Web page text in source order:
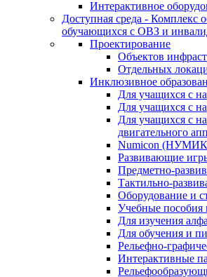
Интерактивное
Доступная среда - Комплекс
обучающихся с ОВЗ и
Проектирование
Объектов
Отдельных
Инклюзивное
Для учащихся с
Для учащихся с
Для учащихся с
двигательного
Numicon
Развивающие
Предметно-
Тактильно-
Оборудование и
Учебные пособия
Для изучения
Для обучения и
Рельефно-
Интерактивные